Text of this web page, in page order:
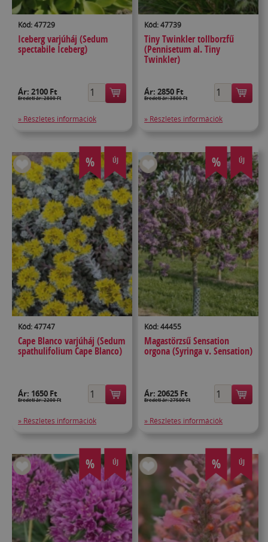
Kód: 47729
Iceberg varjúháj (Sedum
spectabile Iceberg)
Ár: 2100 Ft
Eredeti ár: 2800 Ft
» Részletes információk
Kód: 47739
Tiny Twinkler tollborzfű
(Pennisetum al. Tiny
Twinkler)
Ár:2850 Ft
Eredeti ár: 3800 Ft
» Részletes információk
% ÚJ
Kód: 47747
Cape Blanco varjúháj (Sedum
spathulifolium Cape Blanco)
Ár: 1650 Ft
Eredeti ár: 2200 Ft
» Részletes információk
% ÚJ
Kód: 44455
Magastörzsű Sensation
orgona (Syringa v. Sensation)
Ár:20625 Ft
Eredeti ár: 27500 Ft
» Részletes információk
% ÚJ % ÚJ